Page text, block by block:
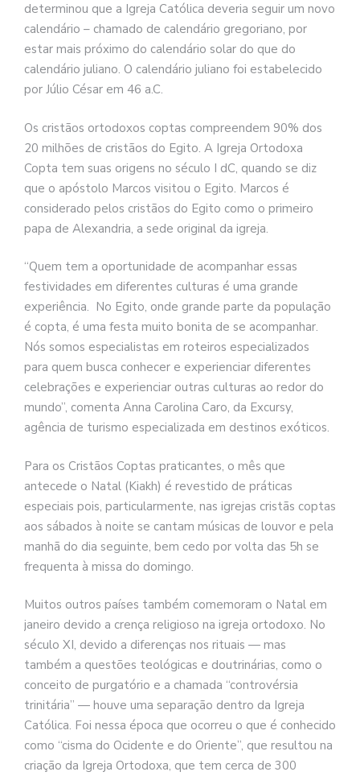
determinou que a Igreja Católica deveria seguir um novo
calendário – chamado de calendário gregoriano, por
estar mais próximo do calendário solar do que do
calendário juliano. O calendário juliano foi estabelecido
por Júlio César em 46 a.C.
Os cristãos ortodoxos coptas compreendem 90% dos
20 milhões de cristãos do Egito. A Igreja Ortodoxa
Copta tem suas origens no século I dC, quando se diz
que o apóstolo Marcos visitou o Egito. Marcos é
considerado pelos cristãos do Egito como o primeiro
papa de Alexandria, a sede original da igreja.
“Quem tem a oportunidade de acompanhar essas
festividades em diferentes culturas é uma grande
experiência. No Egito, onde grande parte da população
é copta, é uma festa muito bonita de se acompanhar.
Nós somos especialistas em roteiros especializados
para quem busca conhecer e experienciar diferentes
celebrações e experienciar outras culturas ao redor do
mundo”, comenta Anna Carolina Caro, da Excursy,
agência de turismo especializada em destinos exóticos.
Para os Cristãos Coptas praticantes, o mês que
antecede o Natal (Kiakh) é revestido de práticas
especiais pois, particularmente, nas igrejas cristãs coptas
aos sábados à noite se cantam músicas de louvor e pela
manhã do dia seguinte, bem cedo por volta das 5h se
frequenta à missa do domingo.
Muitos outros países também comemoram o Natal em
janeiro devido a crença religioso na igreja ortodoxo. No
século XI, devido a diferenças nos rituais — mas
também a questões teológicas e doutrinárias, como o
conceito de purgatório e a chamada “controvérsia
trinitária” — houve uma separação dentro da Igreja
Católica. Foi nessa época que ocorreu o que é conhecido
como “cisma do Ocidente e do Oriente”, que resultou na
criação da Igreja Ortodoxa, que tem cerca de 300